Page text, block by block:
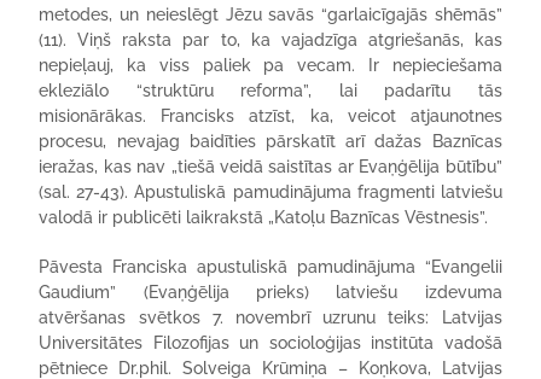
metodes, un neieslēgt Jēzu savās “garlaicīgajās shēmās”
(11). Viņš raksta par to, ka vajadzīga atgriešanās, kas
nepieļauj, ka viss paliek pa vecam. Ir nepieciešama
ekleziālo “struktūru reforma”, lai padarītu tās
misionārākas. Francisks atzīst, ka, veicot atjaunotnes
procesu, nevajag baidīties pārskatīt arī dažas Baznīcas
ieražas, kas nav „tiešā veidā saistītas ar Evaņģēlija būtību”
(sal. 27-43). Apustuliskā pamudinājuma fragmenti latviešu
valodā ir publicēti laikrakstā „Katoļu Baznīcas Vēstnesis”.
Pāvesta Franciska apustuliskā pamudinājuma “Evangelii
Gaudium” (Evaņģēlija prieks) latviešu izdevuma
atvēršanas svētkos 7. novembrī uzrunu teiks: Latvijas
Universitātes Filozofijas un socioloģijas institūta vadošā
pētniece Dr.phil. Solveiga Krūmiņa – Koņkova, Latvijas